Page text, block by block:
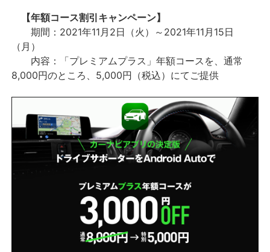
【年額コース割引キャンペーン】
期間：2021年11月2日（火）～2021年11月15日
（月）
内容：「プレミアムプラス」年額コースを、通常
8,000円のところ、5,000円（税込）にてご提供